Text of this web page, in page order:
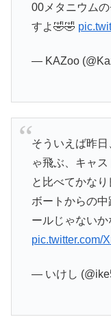
00メタニウム
すよ🤣🤣
— KAZoo
そういえば昨
ゃ飛ぶ、キャ
と比べてかなり
ボートからの
ールじゃないか
pic.twitter.com/
— いけし